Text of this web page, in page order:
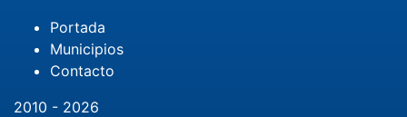
Portada
Municipios
Contacto
2010 - 2026